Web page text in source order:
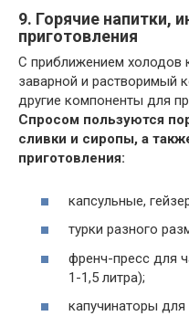
9. Горячие напитки,
приготовления
С приближением холодов
заварной и растворимый
другие компоненты для
Спросом пользуются
сливки и сиропы, а
приготовления:
капсульные,
турки разного
френч-пресс для
1-1,5 литра);
капучинаторы